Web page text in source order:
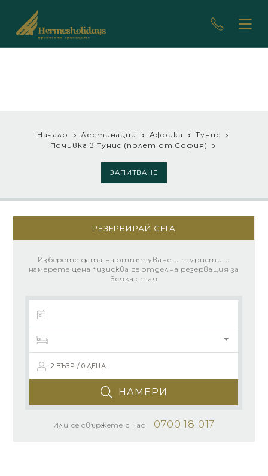
Начало Дестинации Африка
Тунис
Почивка в Тунис (полет от София)
ЗАПИТВАНЕ
РЕЗЕРВИРАЙ СЕГА
Изберете дата на отпътуване и туристи и
намерете цена *изисква се отделна резервация за
всяка стая
2 ВЪЗР. / 0 ДЕЦА
НАМЕРИ
Или се свържете с нас 0700 18 017